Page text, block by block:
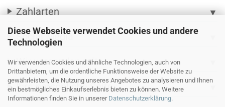
Diese Webseite verwendet Cookies und andere
Technologien
Wir verwenden Cookies und ähnliche Technologien, auch von
Drittanbietern, um die ordentliche Funktionsweise der Website zu
gewährleisten, die Nutzung unseres Angebotes zu analysieren und Ihnen
ein bestmögliches Einkaufserlebnis bieten zu können. Weitere
Informationen finden Sie in unserer Datenschutzerklärung.
Zahlarten ▼
Social Media
Wir versenden mit
Ihre persönliche Seite